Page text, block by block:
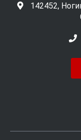
142452,